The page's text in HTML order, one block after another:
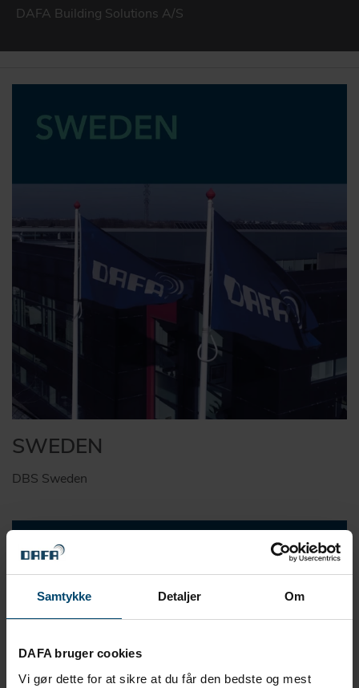
Samtykke Detaljer Om
DAFA bruger cookies
Vi gør dette for at sikre at du får den bedste og mest
DAFA Building Solutions A/S
SWEDEN
DBS Sweden
DAFA BUILDING SOLUTIONS
DAFA GROUP